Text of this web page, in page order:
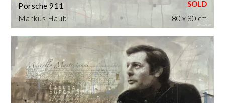
Markus Haub
Porsche 911
80 x 80 cm